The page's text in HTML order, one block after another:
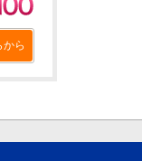
から